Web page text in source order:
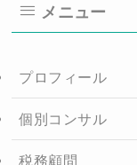
メニュー
プロフィール
個別コンサル
税務顧問